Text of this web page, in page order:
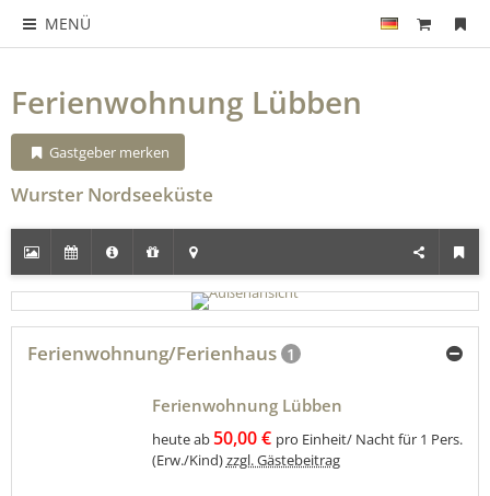
MENÜ
Ferienwohnung Lübben
Gastgeber merken
Wurster Nordseeküste
Ferienwohnung/Ferienhaus 1
Ferienwohnung Lübben
heute ab50,00 € pro Einheit/ Nacht für 1 Pers.
(Erw./Kind)zzgl. Gästebeitrag